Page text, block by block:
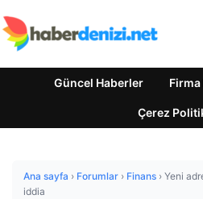
Güncel Haberler Firma
Çerez
Ana sayfa › Forumlar › Finans › Yeni
iddia